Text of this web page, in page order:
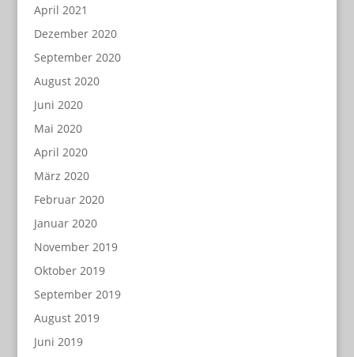
April 2021
Dezember 2020
September 2020
August 2020
Juni 2020
Mai 2020
April 2020
März 2020
Februar 2020
Januar 2020
November 2019
Oktober 2019
September 2019
August 2019
Juni 2019